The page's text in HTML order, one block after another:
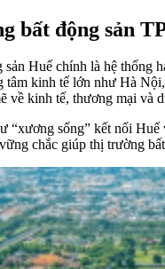
bất động sản
Huế chính là hệ thống
kinh tế lớn như Hà
về kinh tế, thương mại và
“xương sống” kết nối
chắc giúp thị trường